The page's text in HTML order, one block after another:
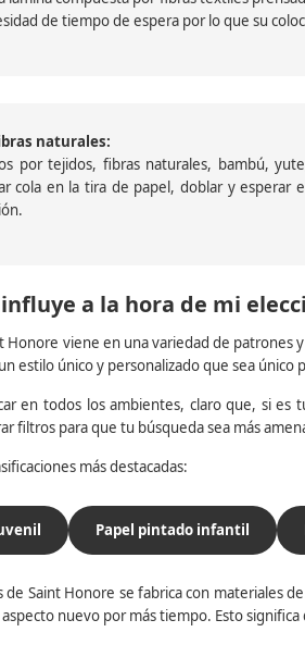
de tiempo de espera por lo que su
naturales:
por tejidos, fibras naturales, bambú,
cola en la tira de papel, doblar y
a la hora de mi
Honore viene en una variedad de
estilo único y personalizado que sea único
en todos los ambientes, claro que, si
filtros para que tu búsqueda sea más
más destacadas:
Papel pintado infantil
de Saint Honore se fabrica con materiales
nuevo por más tiempo. Esto